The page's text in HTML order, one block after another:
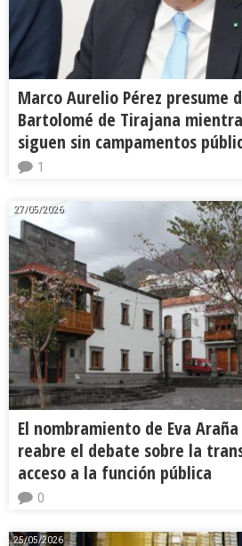
Marco Aurelio Pérez presume
Bartolomé de Tirajana
siguen sin campamentos
1
27/05/2026
El nombramiento de Eva
reabre el debate sobre la
acceso a la función pública
0
25/05/2026